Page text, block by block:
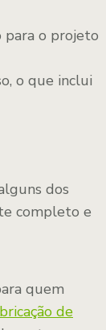
para o projeto
o que inclui
dos
completo e
quem
de